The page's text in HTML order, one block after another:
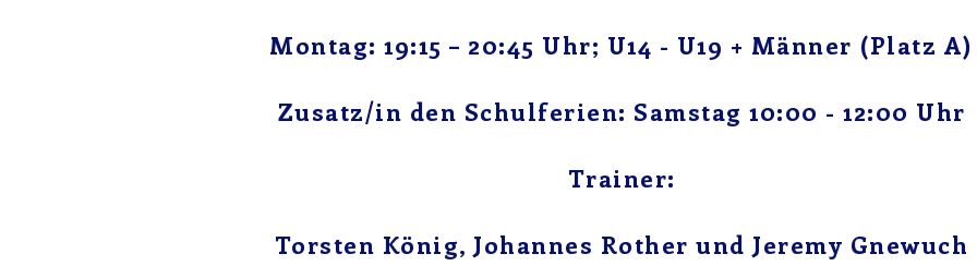
Montag: 19:15 – 20:45 Uhr; U14 - U19 + Männer (Platz A)
Zusatz/in den Schulferien: Samstag 10:00 - 12:00 Uhr
Trainer:
Torsten König, Johannes Rother und Jeremy Gnewuch